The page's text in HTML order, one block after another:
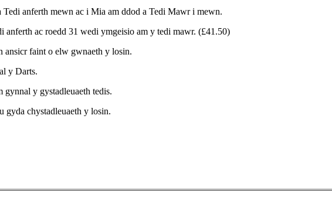
anferth mewn ac i Mia am ddod a Tedi Mawr i mewn.
anferth ac roedd 31 wedi ymgeisio am y tedi mawr. (£41.50)
ansicr faint o elw gwnaeth y losin.
y Darts.
y gystadleuaeth tedis.
chystadleuaeth y losin.